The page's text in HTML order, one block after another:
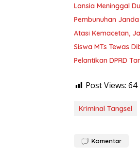
Lansia Meninggal
Pembunuhan
Atasi Kemacetan,
Siswa MTs Tewas
Pelantikan DPRD
Post Views: 64
Kriminal Tangsel
Komentar